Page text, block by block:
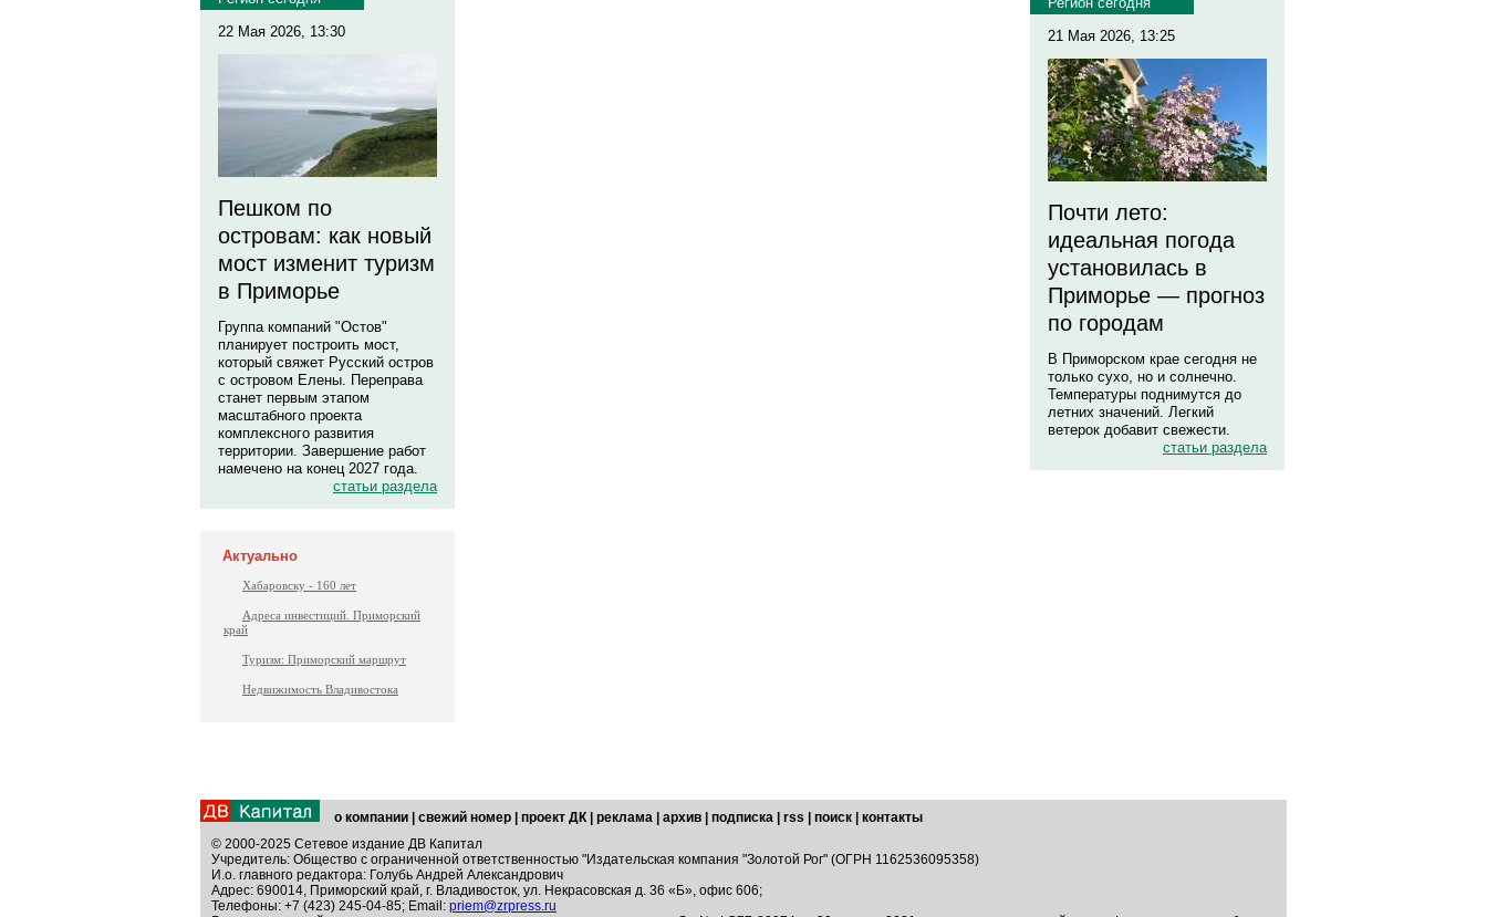
22 Мая 2026, 13:30
Пешком по
островам: как новый
мост изменит туризм
в Приморье
Группа компаний "Остов"
планирует построить мост,
который свяжет Русский остров
с островом Елены. Переправа
станет первым этапом
масштабного проекта
комплексного развития
территории. Завершение работ
намечено на конец 2027 года.
статьи раздела
Актуально
Хабаровску - 160 лет
Адреса инвестиций. Приморский
край
Туризм: Приморский маршрут
Недвижимость Владивостока
21 Мая 2026, 13:25
Почти лето:
идеальная погода
установилась в
Приморье — прогноз
по городам
В Приморском крае сегодня не
только сухо, но и солнечно.
Температуры поднимутся до
летних значений. Легкий
ветерок добавит свежести.
статьи раздела
о компании свежий номер проект ДК реклама архив подписка rss поиск
контакты
© 2000-2025 Сетевое издание ДВ Капитал
Учредитель: Общество с ограниченной ответственностью "Издательская компания "Золотой Рог" (ОГРН 1162536095358)
И.о. главного редактора: Голубь Андрей Александрович
Адрес: 690014, Приморский край, г. Владивосток, ул. Некрасовская д. 36 «Б», офис 606;
Телефоны: +7 (423) 245-04-85; Email: priem@zrpress.ru